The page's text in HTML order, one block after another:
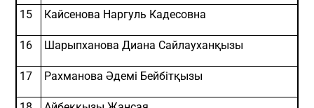
15 Кайсенова Наргуль Кадесовна
16 Шарыпханова Диана Сайлауханқызы
17 Рахманова Әдемі Бейбітқызы